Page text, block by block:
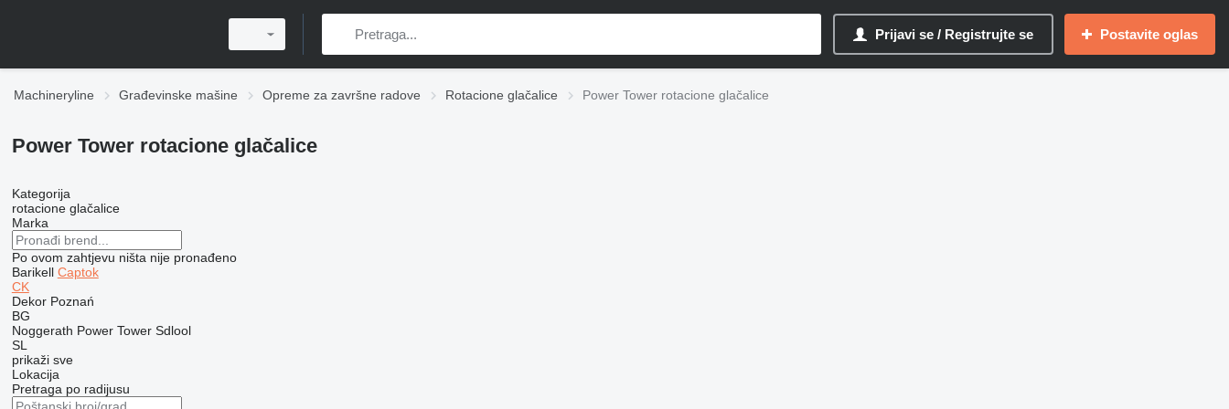
Prijavi se / Registrujte se Postavite oglas
Machineryline Građevinske mašine Opreme za završne radove Rotacione glačalice Power Tower rotacione glačalice
Power Tower rotacione glačalice
Kategorija
rotacione glačalice
Marka
Po ovom zahtjevu ništa nije pronađeno
Barikell Captok
CK
Dekor Poznań
BG
Noggerath Power Tower Sdlool
SL
prikaži sve
Lokacija
Pretraga po radijusu